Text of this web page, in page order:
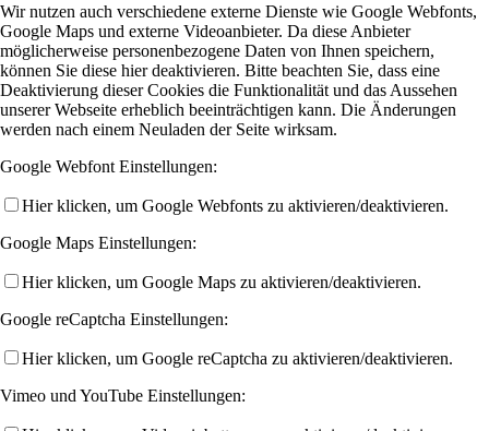
Wir nutzen auch verschiedene externe Dienste wie Google Webfonts,
Google Maps und externe Videoanbieter. Da diese Anbieter
möglicherweise personenbezogene Daten von Ihnen speichern,
können Sie diese hier deaktivieren. Bitte beachten Sie, dass eine
Deaktivierung dieser Cookies die Funktionalität und das Aussehen
unserer Webseite erheblich beeinträchtigen kann. Die Änderungen
werden nach einem Neuladen der Seite wirksam.
Google Webfont Einstellungen:
Hier klicken, um Google Webfonts zu aktivieren/deaktivieren.
Google Maps Einstellungen:
Hier klicken, um Google Maps zu aktivieren/deaktivieren.
Google reCaptcha Einstellungen:
Hier klicken, um Google reCaptcha zu aktivieren/deaktivieren.
Vimeo und YouTube Einstellungen: